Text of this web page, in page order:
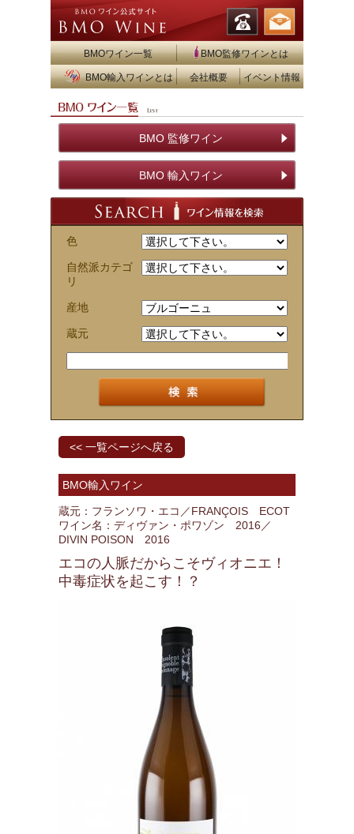
BMOワイン一覧 BMO監修ワインとは
BMO輸入ワインとは 会社概要 イベント情報
BMO 監修ワイン
BMO 輸入ワイン
色
自然派カテゴ
リ
産地
蔵元
<< 一覧ページへ戻る
BMO輸入ワイン
蔵元：フランソワ・エコ／FRANÇOIS ECOT
ワイン名：ディヴァン・ポワゾン 2016／
DIVIN POISON 2016
エコの人脈だからこそヴィオニエ！
中毒症状を起こす！？